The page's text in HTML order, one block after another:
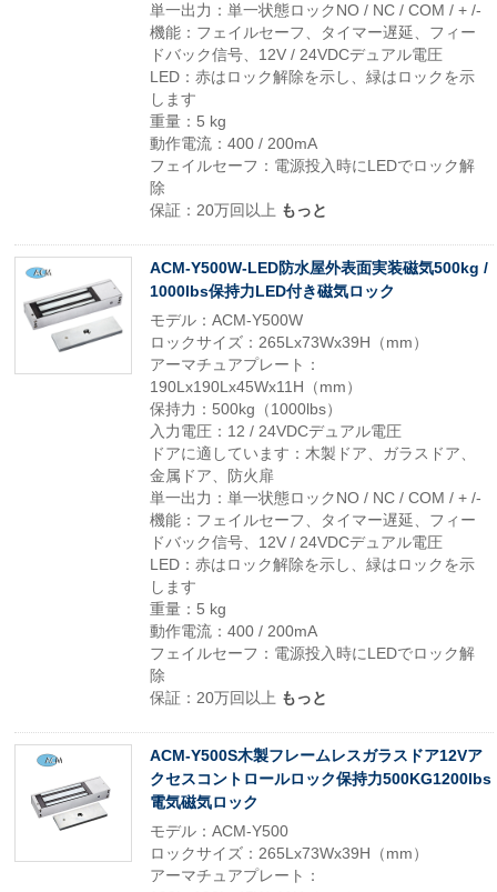
単一出力：単一状態ロックNO / NC / COM / + /-
機能：フェイルセーフ、タイマー遅延、フィー
ドバック信号、12V / 24VDCデュアル電圧
LED：赤はロック解除を示し、緑はロックを示
します
重量：5 kg
動作電流：400 / 200mA
フェイルセーフ：電源投入時にLEDでロック解
除
保証：20万回以上 もっと
ACM-Y500W-LED防水屋外表面実装磁気500kg /
1000lbs保持力LED付き磁気ロック
モデル：ACM-Y500W
ロックサイズ：265Lx73Wx39H（mm）
アーマチュアプレート：
190Lx190Lx45Wx11H（mm）
保持力：500kg（1000lbs）
入力電圧：12 / 24VDCデュアル電圧
ドアに適しています：木製ドア、ガラスドア、
金属ドア、防火扉
単一出力：単一状態ロックNO / NC / COM / + /-
機能：フェイルセーフ、タイマー遅延、フィー
ドバック信号、12V / 24VDCデュアル電圧
LED：赤はロック解除を示し、緑はロックを示
します
重量：5 kg
動作電流：400 / 200mA
フェイルセーフ：電源投入時にLEDでロック解
除
保証：20万回以上 もっと
ACM-Y500S木製フレームレスガラスドア12Vア
クセスコントロールロック保持力500KG1200lbs
電気磁気ロック
モデル：ACM-Y500
ロックサイズ：265Lx73Wx39H（mm）
アーマチュアプレート：